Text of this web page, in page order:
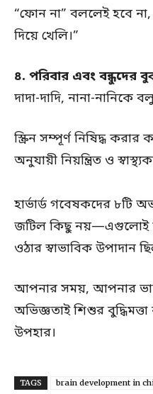
“ফোন না” বললেই হবে
দিয়ে খেলি।”
৪. পরিবার এবং বন্ধুদের
দাদা-দাদি, নানা-নানিকে
স্ক্রিন সম্পূর্ণ নিষিদ্ধ
অনুযায়ী নিয়ন্ত্রিত ও
হার্ভার্ড গবেষকদের ৮টি
জটিল কিছু নয়—এগুলোই
ওঠার স্বাভাবিক উপাদান
আপনার সময়, আপনার
অভিজ্ঞতাই শিশুর
উপহার।
TAGS brain development in